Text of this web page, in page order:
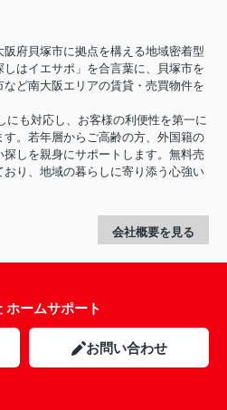
府貝塚市に拠点を構える地域密着型
はイエサポ」を合言葉に、貝塚市を
ど南大阪エリアの賃貸・売買物件を
にも対応し、お客様の利便性を第一に
。若年層からご高齢の方、外国籍の
しを親身にサポートします。無料売
り、地域の暮らしに寄り添う心強い
会社概要を見る
ホームサポート
お問い合わせ